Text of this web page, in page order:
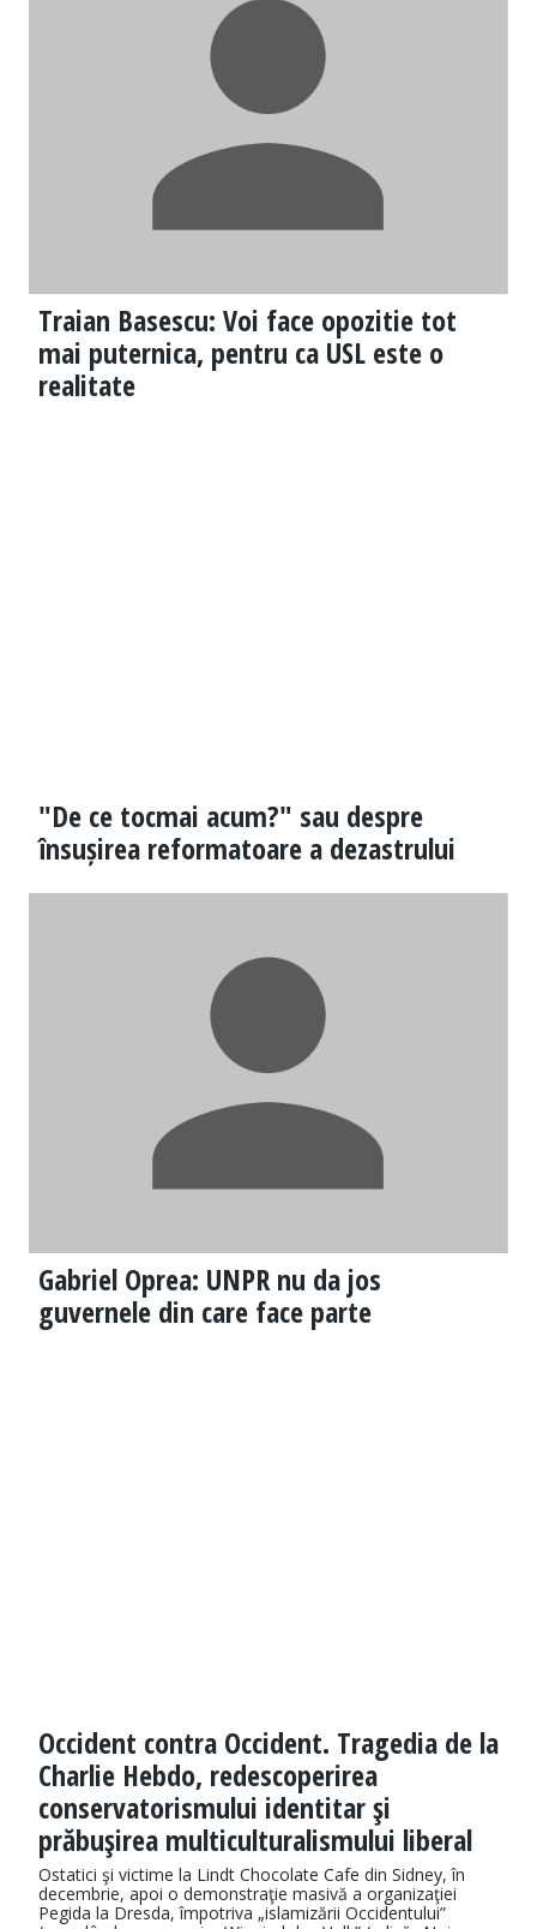
Traian Basescu: Voi face opozitie tot
mai puternica, pentru ca USL este o
realitate
"De ce tocmai acum?" sau despre
însușirea reformatoare a dezastrului
Gabriel Oprea: UNPR nu da jos
guvernele din care face parte
Occident contra Occident. Tragedia de la
Charlie Hebdo, redescoperirea
conservatorismului identitar şi
prăbuşirea multiculturalismului liberal
Ostatici şi victime la Lindt Chocolate Cafe din Sidney, în
decembrie, apoi o demonstraţie masivă a organizaţiei
Pegida la Dresda, împotriva „islamizării Occidentului”